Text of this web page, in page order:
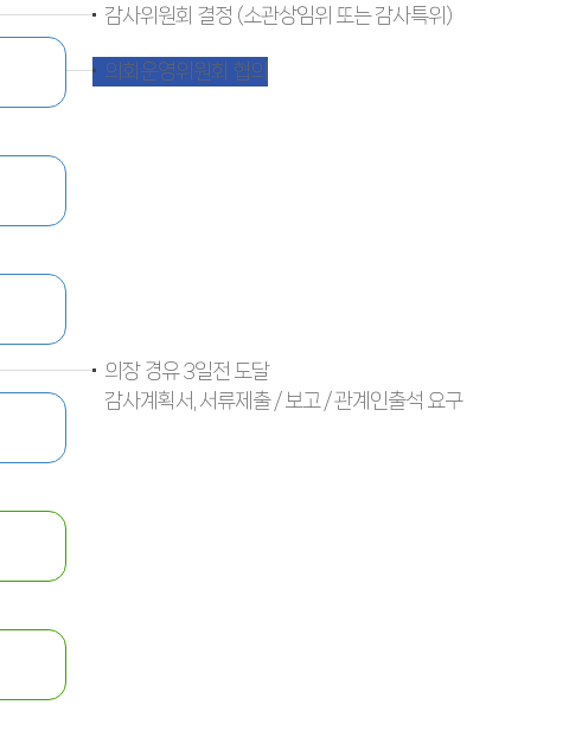
감사위원회 결정 (소관상임위 또는 감사특위)
의회운영위원회 협의
의장 경유 3일전 도달
감사계획서, 서류제출 / 보고 / 관계인출석 요구